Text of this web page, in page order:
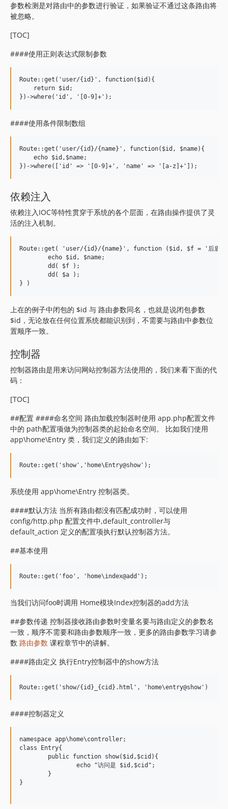
参数检测是对路由中的参数进行验证，如果验证不通过这条路由将
被忽略。
[TOC]
####使用正则表达式限制参数
Route::get('user/{id}', function($id){
    return $id;
####使用条件限制数组
Route::get('user/{id}/{name}', function($id, $name){
    echo $id,$name;
依赖注入
依赖注入IOC等特性贯穿于系统的各个层面，在路由操作提供了灵
活的注入机制。
Route::get( 'user/{id}/{name}', function ($id, $f = '后盾人',
上在的例子中闭包的 $id 与 路由参数同名，也就是说闭包参数
$id，无论放在任何位置系统都能识别到，不需要与路由中参数位
置顺序一致。
控制器
控制器路由是用来访问网站控制器方法使用的，我们来看下面的代
码：
[TOC]
##配置 ####命名空间 路由加载控制器时使用 app.php配置文件
中的 path配置项做为控制器类的起始命名空间。 比如我们使用
app\home\Entry 类，我们定义的路由如下:
系统使用 app\home\Entry 控制器类。
####默认方法 当所有路由都没有匹配成功时，可以使用
config/http.php 配置文件中,default_controller与
default_action 定义的配置项执行默认控制器方法。
##基本使用
当我们访问foo时调用 Home模块Index控制器的add方法
##参数传递 控制器接收路由参数时变量名要与路由定义的参数名
一致，顺序不需要和路由参数顺序一致，更多的路由参数学习请参
数 路由参数 课程章节中的讲解。
####路由定义 执行Entry控制器中的show方法
####控制器定义
namespace app\home\controller;
class Entry{
}